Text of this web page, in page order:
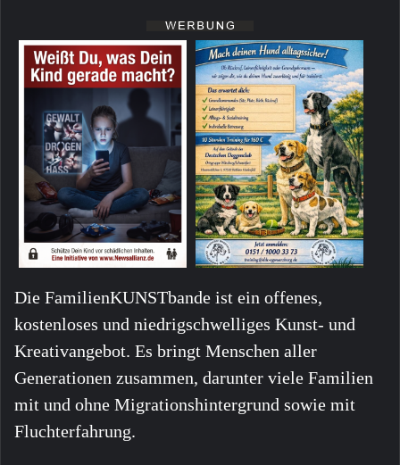
Die FamilienKUNSTbande ist ein offenes,
kostenloses und niedrigschwelliges Kunst- und
Kreativangebot. Es bringt Menschen aller
Generationen zusammen, darunter viele Familien
mit und ohne Migrationshintergrund sowie mit
Fluchterfahrung.